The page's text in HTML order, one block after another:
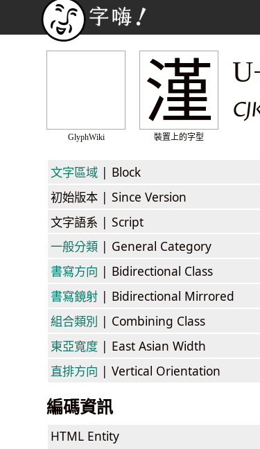
GlyphWiki
漌
裝置上的字型
文字區域 | Block
初始版本 | Since Version
文字語系 | Script
一般分類 | General Category
書寫方向 | Bidirectional Class
書寫鏡射 | Bidirectional Mirrored
組合類別 | Combining Class
東亞寬度 | East Asian Width
直排方向 | Vertical Orientation
編碼資訊
HTML Entity